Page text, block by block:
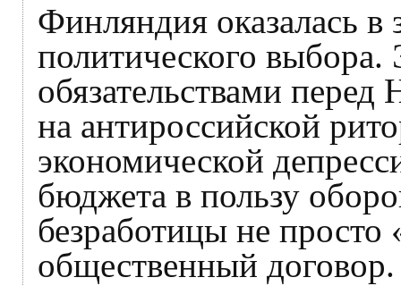
Финляндия оказалась в
политического выбора.
обязательствами
на антироссийской
экономической
бюджета в пользу
безработицы не просто
общественный договор.